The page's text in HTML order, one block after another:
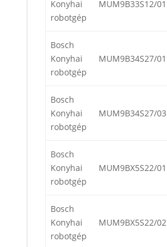
Konyhai
robotgép
MUM9B33S12/01
Bosch
Konyhai
robotgép
MUM9B34S27/01
Bosch
Konyhai
robotgép
MUM9B34S27/03
Bosch
Konyhai
robotgép
MUM9BX5S22/01
Bosch
Konyhai
robotgép
MUM9BX5S22/02